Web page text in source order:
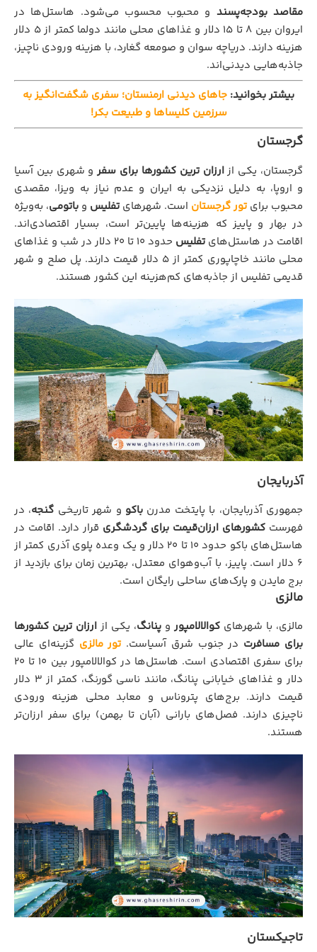
مقاصد بودجه‌پسند و محبوب محسوب می‌شود. هاستل‌ها در
ایروان بین 8 تا 15 دلار و غذاهای محلی مانند دولما کمتر از 5 دلار
هزینه دارند. دریاچه سوان و صومعه گغارد، با هزینه ورودی ناچیز،
جاذبه‌هایی دیدنی‌اند.
بیشتر بخوانید: جاهای دیدنی ارمنستان؛ سفری شگفت‌انگیز به
سرزمین کلیساها و طبیعت بکر!
گرجستان
گرجستان، یکی ازارزان‌ ترین کشورها برای سفرو شهری بین آسیا
و اروپا، به دلیل نزدیکی به ایران و عدم نیاز به ویزا، مقصدی
محبوب برایتور گرجستان است. شهرهای تفلیس و باتومی، به‌ویژه
در بهار و پاییز که هزینه‌ها پایین‌تر است، بسیار اقتصادی‌اند.
اقامت در هاستل‌های تفلیس
حدود 10 تا 20 دلار در شب و غذاهای
محلی مانند خاچاپوری کمتر از 5 دلار قیمت دارند. پل صلح و شهر
قدیمی تفلیس از جاذبه‌های کم‌هزینه این کشور هستند.
آذربایجان
جمهوری آذربایجان، با پایتخت مدرن باکو و شهر تاریخی گنجه، در
فهرست کشورهای ارزان‌قیمت برای گردشگری قرار دارد. اقامت در
هاستل‌های باکو حدود 10 تا 20 دلار و یک وعده پلوی آذری کمتر از
6 دلار است. پاییز، با آب‌وهوای معتدل، بهترین زمان برای بازدید از
برج مایدن و پارک‌های ساحلی رایگان است.
مالزی
مالزی، با شهرهای کوالالامپور و پنانگ، یکی از ارزان‌ ترین کشورها
برای مسافرت در جنوب شرق آسیاست.تور مالزی گزینه‌ای عالی
برای سفری اقتصادی است. هاستل‌ها در کوالالامپور بین 10 تا 20
دلار و غذاهای خیابانی پنانگ، مانند ناسی گورنگ، کمتر از 3 دلار
قیمت دارند. برج‌های پتروناس و معابد محلی هزینه ورودی
ناچیزی دارند. فصل‌های بارانی (آبان تا بهمن) برای سفر ارزان‌تر
هستند.
تاجیکستان